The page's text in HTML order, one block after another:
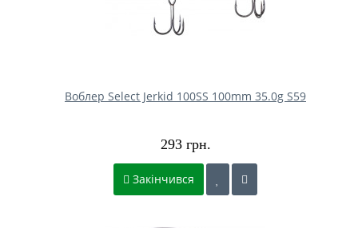
Воблер Select Jerkid 100SS 100mm 35.0g S59
293 грн.
Закінчився